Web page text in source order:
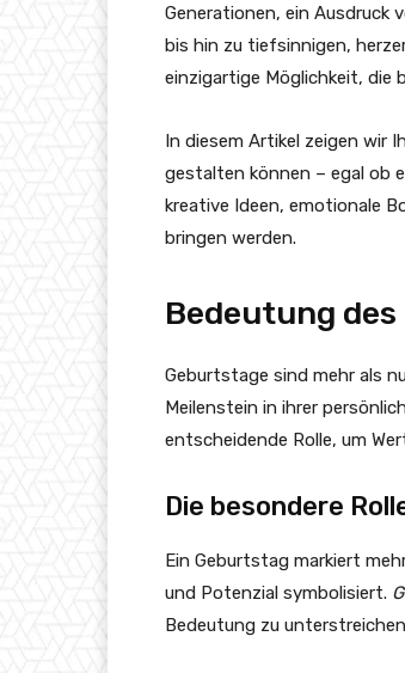
Generationen, ein Ausdruck
bis hin zu tiefsinnigen,
einzigartige Möglichkeit, die
In diesem Artikel zeigen wir
gestalten können – egal ob
kreative Ideen, emotionale
bringen werden.
Bedeutung
Geburtstage sind mehr als
Meilenstein in ihrer
entscheidende Rolle, um
Die besondere
Ein Geburtstag markiert
und Potenzial symbolisiert.
Bedeutung zu